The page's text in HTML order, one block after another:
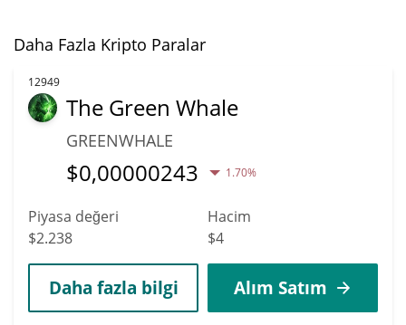
Daha Fazla Kripto Paralar
12949
The Green Whale
GREENWHALE
$0,00000243 1.70%
Piyasa değeri
$2.238
Hacim
$4
Daha fazla bilgi Alım Satım